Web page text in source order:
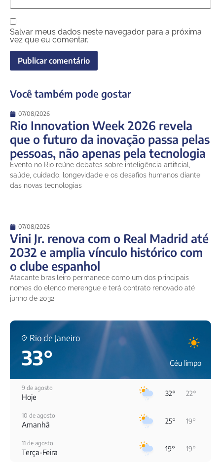
Salvar meus dados neste navegador para a próxima
vez que eu comentar.
Você também pode gostar
07/08/2026
Rio Innovation Week 2026 revela
que o futuro da inovação passa pelas
pessoas, não apenas pela tecnologia
Evento no Rio reúne debates sobre inteligência artificial,
saúde, cuidado, longevidade e os desafios humanos diante
das novas tecnologias
07/08/2026
Vini Jr. renova com o Real Madrid até
2032 e amplia vínculo histórico com
o clube espanhol
Atacante brasileiro permanece como um dos principais
nomes do elenco merengue e terá contrato renovado até
junho de 2032
Rio de Janeiro
33° Céu limpo
9 de agosto
Hoje 32° 22°
10 de agosto
Amanhã 25° 19°
11 de agosto
Terça-Feira 19° 19°